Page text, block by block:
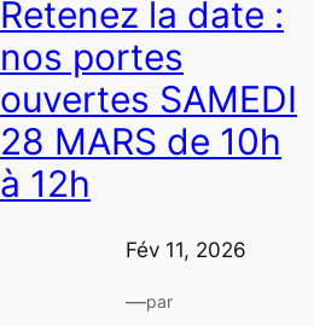
Retenez la date :
nos portes
ouvertes SAMEDI
28 MARS de 10h
à 12h
Fév 11, 2026
—par